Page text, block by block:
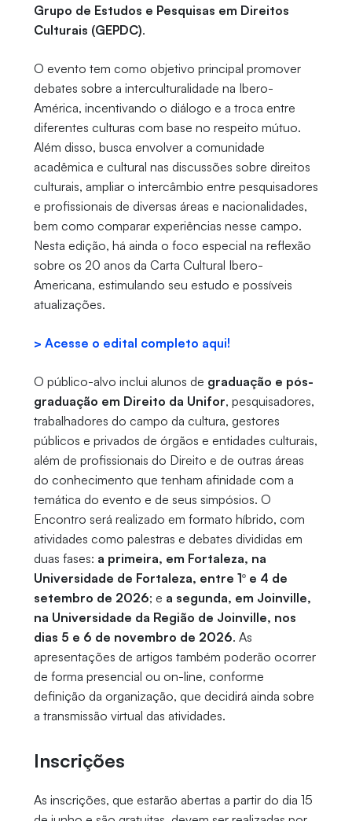
Grupo de Estudos e Pesquisas em Direitos
Culturais (GEPDC).
O evento tem como objetivo principal promover
debates sobre a interculturalidade na Ibero-
América, incentivando o diálogo e a troca entre
diferentes culturas com base no respeito mútuo.
Além disso, busca envolver a comunidade
acadêmica e cultural nas discussões sobre direitos
culturais, ampliar o intercâmbio entre pesquisadores
e profissionais de diversas áreas e nacionalidades,
bem como comparar experiências nesse campo.
Nesta edição, há ainda o foco especial na reflexão
sobre os 20 anos da Carta Cultural Ibero-
Americana, estimulando seu estudo e possíveis
atualizações.
> Acesse o edital completo aqui!
O público-alvo inclui alunos de graduação e pós-
graduação em Direito da Unifor, pesquisadores,
trabalhadores do campo da cultura, gestores
públicos e privados de órgãos e entidades culturais,
além de profissionais do Direito e de outras áreas
do conhecimento que tenham afinidade com a
temática do evento e de seus simpósios. O
Encontro será realizado em formato híbrido, com
atividades como palestras e debates divididas em
duas fases: a primeira, em Fortaleza, na
Universidade de Fortaleza, entre 1º e 4 de
setembro de 2026; e a segunda, em Joinville,
na Universidade da Região de Joinville, nos
dias 5 e 6 de novembro de 2026. As
apresentações de artigos também poderão ocorrer
de forma presencial ou on-line, conforme
definição da organização, que decidirá ainda sobre
a transmissão virtual das atividades.
Inscrições
As inscrições, que estarão abertas a partir do dia 15